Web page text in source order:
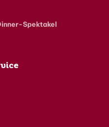
Spektakel